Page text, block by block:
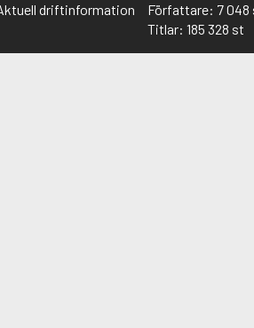
driftinformation
Författare: 7 048
Titlar: 185 328 st